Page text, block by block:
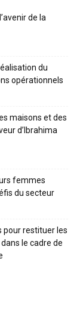
de la
du
opérationnels
maisons et des
d’Ibrahima
femmes
du secteur
pour restituer les
le cadre de